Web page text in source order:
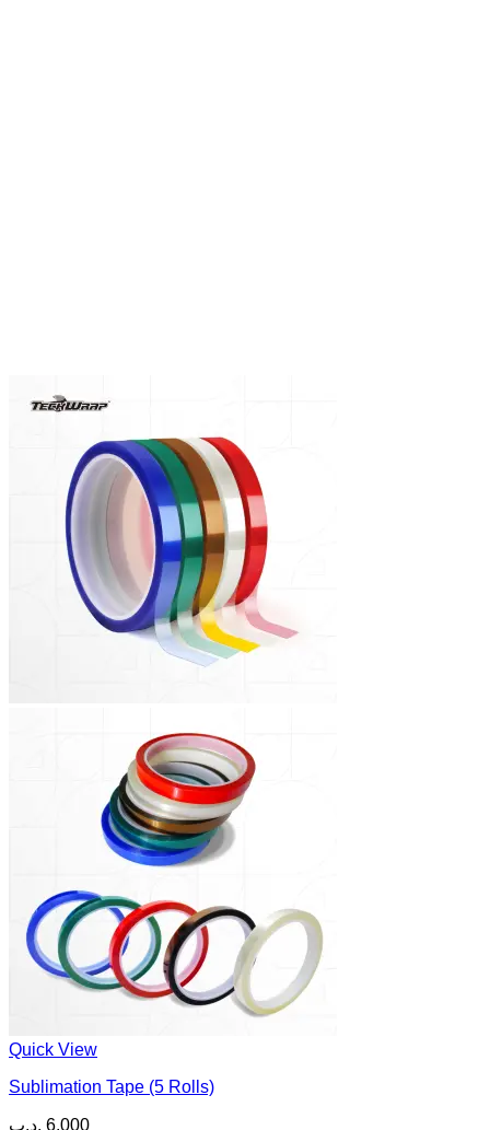
Quick View
Sublimation Tape (5 Rolls)
6.000 .د.ب